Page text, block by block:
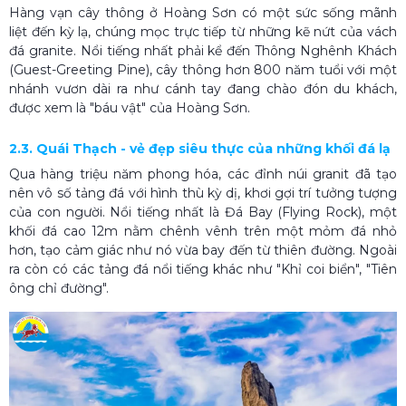
Hàng vạn cây thông ở Hoàng Sơn có một sức sống mãnh
liệt đến kỳ lạ, chúng mọc trực tiếp từ những kẽ nứt của vách
đá granite. Nổi tiếng nhất phải kể đến Thông Nghênh Khách
(Guest-Greeting Pine), cây thông hơn 800 năm tuổi với một
nhánh vươn dài ra như cánh tay đang chào đón du khách,
được xem là "báu vật" của Hoàng Sơn.
2.3. Quái Thạch - vẻ đẹp siêu thực của những khối đá lạ
Qua hàng triệu năm phong hóa, các đỉnh núi granit đã tạo
nên vô số tảng đá với hình thù kỳ dị, khơi gợi trí tưởng tượng
của con người. Nổi tiếng nhất là Đá Bay (Flying Rock), một
khối đá cao 12m nằm chênh vênh trên một mỏm đá nhỏ
hơn, tạo cảm giác như nó vừa bay đến từ thiên đường. Ngoài
ra còn có các tảng đá nổi tiếng khác như "Khỉ coi biển", "Tiên
ông chỉ đường".